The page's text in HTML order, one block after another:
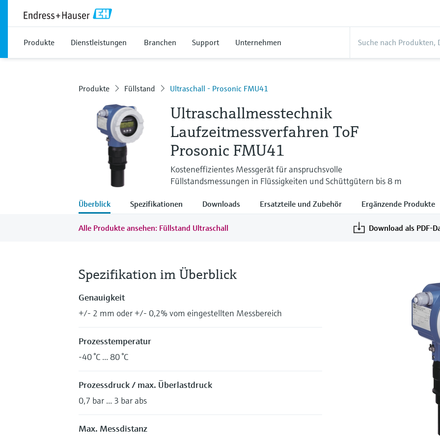
Produkte Dienstleistungen Branchen Support Unternehmen
Produkte Füllstand Ultraschall - Prosonic FMU41
Ultraschallmesstechnik
Laufzeitmessverfahren ToF
Prosonic FMU41
Kosteneffizientes Messgerät für anspruchsvolle
Füllstandsmessungen in Flüssigkeiten und Schüttgütern bis 8 m
Überblick Spezifikationen Downloads Ersatzteile und Zubehör Ergänzende Produkte
Alle Produkte ansehen: Füllstand Ultraschall Download als PDF-
Spezifikation im Überblick
Genauigkeit
+/- 2 mm oder +/- 0,2% vom eingestellten Messbereich
Prozesstemperatur
-40 °C ... 80 °C
Prozessdruck / max. Überlastdruck
0,7 bar ... 3 bar abs
Max. Messdistanz